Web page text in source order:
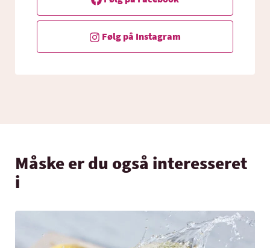
Følg på Instagram
Måske er du også interesseret
i